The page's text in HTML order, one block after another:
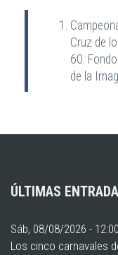
Cruz de
60.
de la
ÚLTIMAS
Sáb, 08/08/2026 - 12:00
Los cinco carnavales